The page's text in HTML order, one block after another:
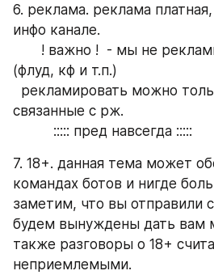
6. реклама. реклама
инфо канале.
! важно !  - мы не
(флуд, кф и т.п.)
рекламировать можно
связанные с рж.
::::: пред навсегда :::::
7. 18+. данная тема может
командах ботов и нигде
заметим, что вы отправили
будем вынуждены дать вам
также разговоры о 18+
неприемлемыми.